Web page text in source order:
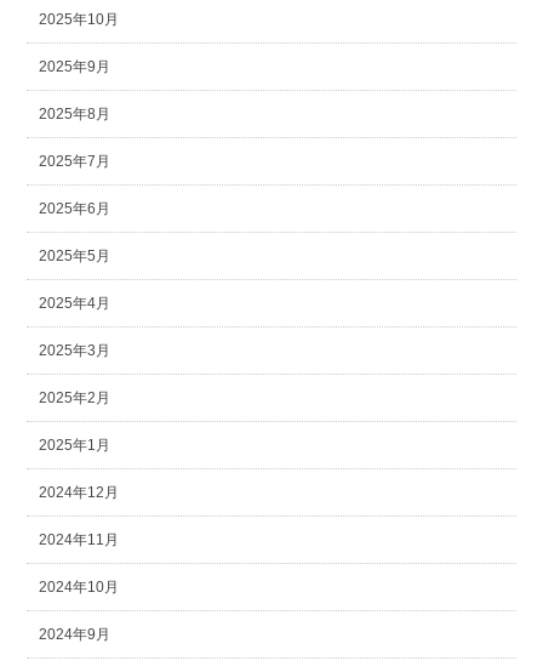
2025年10月
2025年9月
2025年8月
2025年7月
2025年6月
2025年5月
2025年4月
2025年3月
2025年2月
2025年1月
2024年12月
2024年11月
2024年10月
2024年9月